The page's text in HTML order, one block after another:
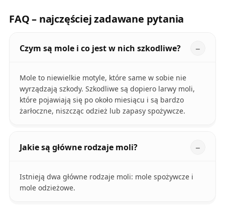
FAQ – najczęściej zadawane pytania
Czym są mole i co jest w nich szkodliwe?
Mole to niewielkie motyle, które same w sobie nie
wyrządzają szkody. Szkodliwe są dopiero larwy moli,
które pojawiają się po około miesiącu i są bardzo
żarłoczne, niszcząc odzież lub zapasy spożywcze.
Jakie są główne rodzaje moli?
Istnieją dwa główne rodzaje moli: mole spożywcze i
mole odzieżowe.